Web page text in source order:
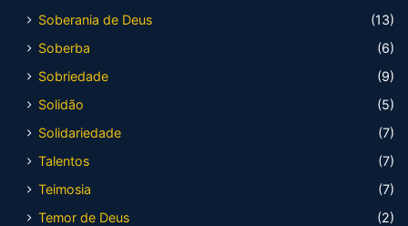
Soberania de Deus
(13)
Soberba
(6)
Sobriedade
(9)
Solidão
(5)
Solidariedade
(7)
Talentos
(7)
Teimosia
(7)
Temor de Deus
(2)